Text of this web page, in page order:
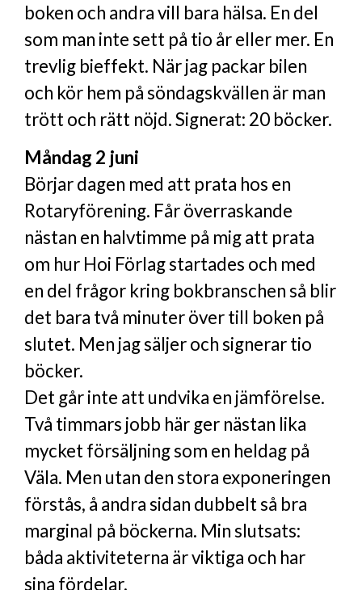
boken och andra vill bara hälsa. En del
som man inte sett på tio år eller mer. En
trevlig bieffekt. När jag packar bilen
och kör hem på söndagskvällen är man
trött och rätt nöjd. Signerat: 20 böcker.
Måndag 2 juni
Börjar dagen med att prata hos en
Rotaryförening. Får överraskande
nästan en halvtimme på mig att prata
om hur Hoi Förlag startades och med
en del frågor kring bokbranschen så blir
det bara två minuter över till boken på
slutet. Men jag säljer och signerar tio
böcker.
Det går inte att undvika en jämförelse.
Två timmars jobb här ger nästan lika
mycket försäljning som en heldag på
Väla. Men utan den stora exponeringen
förstås, å andra sidan dubbelt så bra
marginal på böckerna. Min slutsats:
båda aktiviteterna är viktiga och har
sina fördelar.